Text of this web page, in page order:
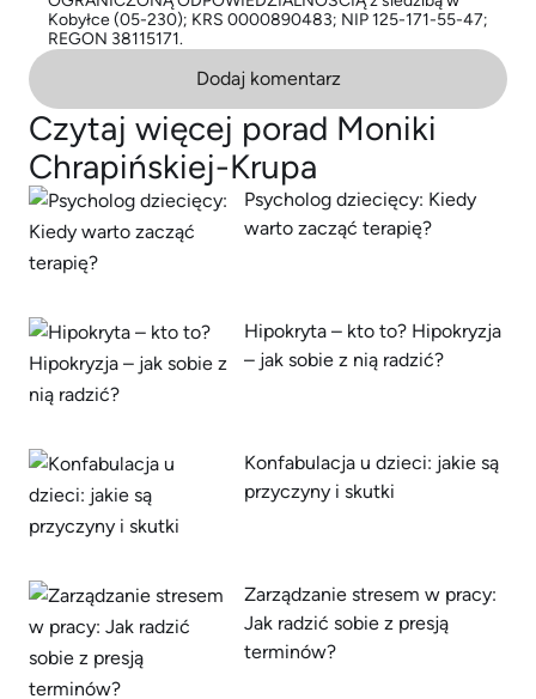
Kobyłce (05-230); KRS 0000890483; NIP 125-171-55-47;
REGON 38115171.
Dodaj komentarz
Czytaj więcej porad Moniki
Chrapińskiej-Krupa
Psycholog dziecięcy: Kiedy
warto zacząć terapię?
Hipokryta – kto to? Hipokryzja
– jak sobie z nią radzić?
Konfabulacja u dzieci: jakie są
przyczyny i skutki
Zarządzanie stresem w pracy:
Jak radzić sobie z presją
terminów?